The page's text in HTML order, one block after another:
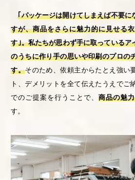
｢パッケージは開けてしまえば不要に
すが、商品をさらに魅力的に見せる
す｣。私たちが思わず手に取っているア
のうちに作り手の思いや印刷のプロの
す。そのため、依頼主からたとえ強い
ト、デメリットを全て伝えたうえでご
でのご提案を行うことで、商品の魅
す。